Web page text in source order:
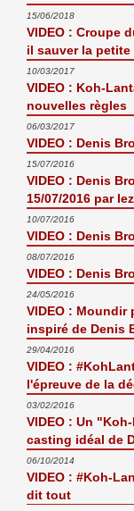
15/06/2018
VIDEO : Croupe
il sauver la petite
10/03/2017
VIDEO : Koh-
nouvelles règles
06/03/2017
VIDEO : Denis
15/07/2016
VIDEO : Denis
15/07/2016 par
10/07/2016
VIDEO : Denis
08/07/2016
VIDEO : Denis
24/05/2016
VIDEO : Moundir
inspiré de Denis
29/04/2016
VIDEO :
l'épreuve de la
03/02/2016
VIDEO : Un
casting idéal de
06/10/2014
VIDEO : #Koh-
dit tout